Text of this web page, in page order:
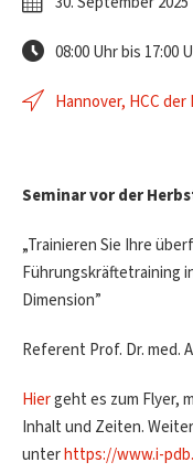
08:00 Uhr bis 17:00
Hannover, HCC
Seminar vor der
„Trainieren Sie Ihre
Führungskräftetraining
Dimension”
Referent Prof. Dr. med.
Hiergeht es zum Flyer,
Inhalt und Zeiten.
unterhttps://www.i-